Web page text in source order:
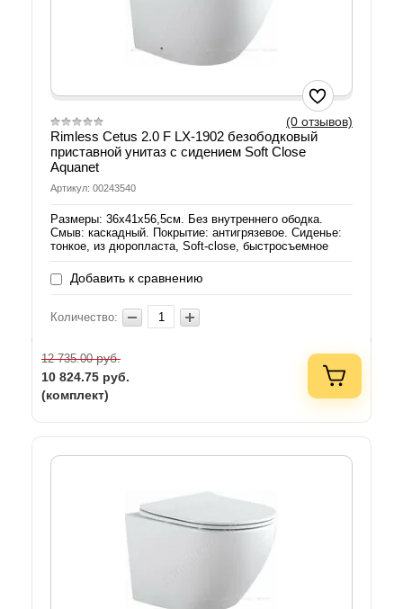
(0 отзывов)
Rimless Cetus 2.0 F LX-1902 безободковый
приставной унитаз с сидением Soft Close
Aquanet
Артикул: 00243540
Размеры: 36х41х56,5см. Без внутреннего ободка.
Смыв: каскадный. Покрытие: антигрязевое. Сиденье:
тонкое, из дюропласта, Soft-close, быстросъемное
Добавить к сравнению
Количество:
12 735.00руб.
10 824.75 руб.
(комплект)